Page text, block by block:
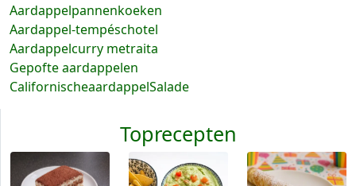
Aardappelpannenkoeken
Aardappel-tempéschotel
Aardappelcurry metraita
Gepofte aardappelen
CalifornischeaardappelSalade
Toprecepten